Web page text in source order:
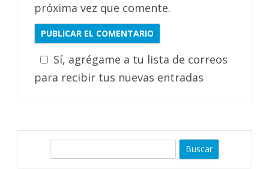
próxima vez que comente.
Sí, agrégame a tu lista de correos
para recibir tus nuevas entradas